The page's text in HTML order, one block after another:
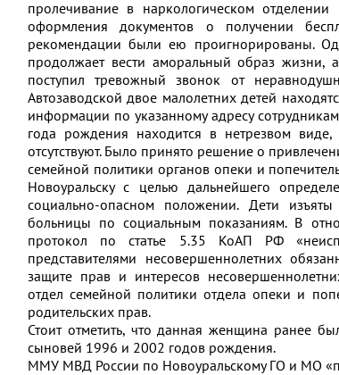
пролечивание в наркологическом
оформления документов о получении
рекомендации были ею проигнорированы.
продолжает вести аморальный образ
поступил тревожный звонок от
Автозаводской двое малолетних детей
информации по указанному адресу
года рождения находится в нетрезвом
отсутствуют. Было принято решение о
семейной политики органов опеки и
Новоуральску с целью дальнейшего
социально-опасном положении. Дети
больницы по социальным показаниям. В
протокол по статье 5.35 КоАП РФ
представителями несовершеннолетних
защите прав и интересов
отдел семейной политики отдела опеки и
родительских прав.
Стоит отметить, что данная женщина ранее
сыновей 1996 и 2002 годов рождения.
ММУ МВД России по Новоуральскому ГО и МО